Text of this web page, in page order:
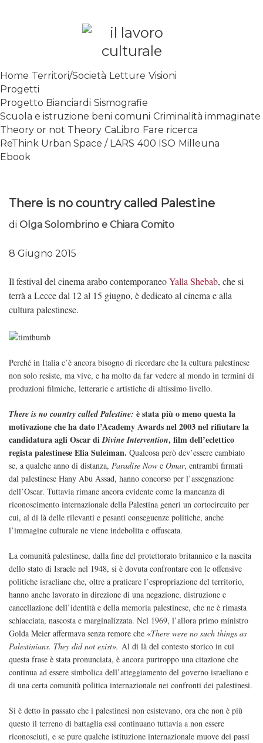
SPALANCARE LE FINESTRE DEI
CONTEMPORANEO
Home Territori/Società Letture Visioni
Progetti
Progetto Bianciardi Sismografie
Scuola e istruzione beni comuni Criminalità immaginate
Theory or not Theory CaLibro Fare ricerca
ReThink Urban Space / LARS 400 ISO Milleuna
Ebook
There is no country called Palestine
di Olga Solombrino e Chiara Comito
8 Giugno 2015
Il festival del cinema arabo contemporaneoYalla Shebab, che si
terrà a Lecce dal 12 al 15 giugno, è dedicato al cinema e alla
cultura palestinese.
Perché in Italia c’è ancora bisogno di ricordare che la cultura palestinese
non solo resiste, ma vive, e ha molto da far vedere al mondo in termini di
produzioni filmiche, letterarie e artistiche di altissimo livello.
There is no country called Palestine: è stata più o meno questa la
motivazione che ha dato l’Academy Awards nel 2003 nel rifiutare la
candidatura agli Oscar diDivine Intervention, film dell’eclettico
regista palestinese Elia Suleiman. Qualcosa però dev’essere cambiato
se, a qualche anno di distanza, Paradise Now e Omar, entrambi firmati
dal palestinese Hany Abu Assad, hanno concorso per l’assegnazione
dell’Oscar. Tuttavia rimane ancora evidente come la mancanza di
riconoscimento internazionale della Palestina generi un cortocircuito per
cui, al di là delle rilevanti e pesanti conseguenze politiche, anche
l’immagine culturale ne viene indebolita e offuscata.
La comunità palestinese, dalla fine del protettorato britannico e la nascita
dello stato di Israele nel 1948, si è dovuta confrontare con le offensive
politiche israeliane che, oltre a praticare l’espropriazione del territorio,
hanno anche lavorato in direzione di una negazione, distruzione e
cancellazione dell’identità e della memoria palestinese, che ne è rimasta
schiacciata, nascosta e marginalizzata. Nel 1969, l’allora primo ministro
Golda Meier affermava senza remore che «There were no such things as
Palestinians. They did not exist». Al di là del contesto storico in cui
questa frase è stata pronunciata, è ancora purtroppo una citazione che
continua ad essere simbolica dell’atteggiamento del governo israeliano e
di una certa comunità politica internazionale nei confronti dei palestinesi.
Si è detto in passato che i palestinesi non esistevano, ora che non è più
questo il terreno di battaglia essi continuano tuttavia a non essere
riconosciuti, e se pure qualche istituzione internazionale muove dei passi